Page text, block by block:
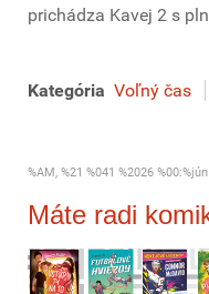
prichádza Kavej 2 s
Kategória Voľný čas
%AM, %21 %041 %2026 %00:%jún
Máte radi